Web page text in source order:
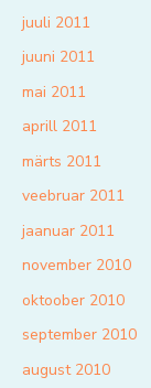
juuli 2011
juuni 2011
mai 2011
aprill 2011
märts 2011
veebruar 2011
jaanuar 2011
november 2010
oktoober 2010
september 2010
august 2010